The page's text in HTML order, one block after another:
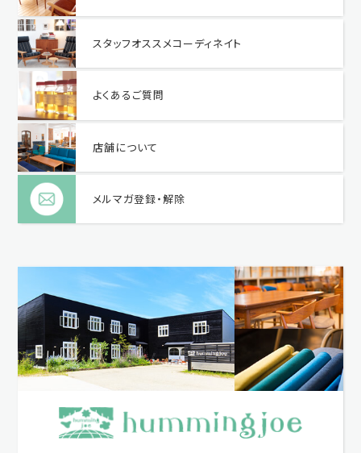
スタッフオススメコーディネイト
よくあるご質問
店舗について
メルマガ登録・解除